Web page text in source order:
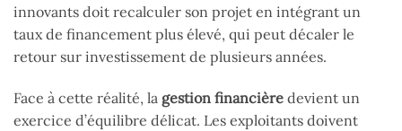
innovants doit recalculer son projet en intégrant un
taux de financement plus élevé, qui peut décaler le
retour sur investissement de plusieurs années.
Face à cette réalité, la gestion financière devient un
exercice d’équilibre délicat. Les exploitants doivent